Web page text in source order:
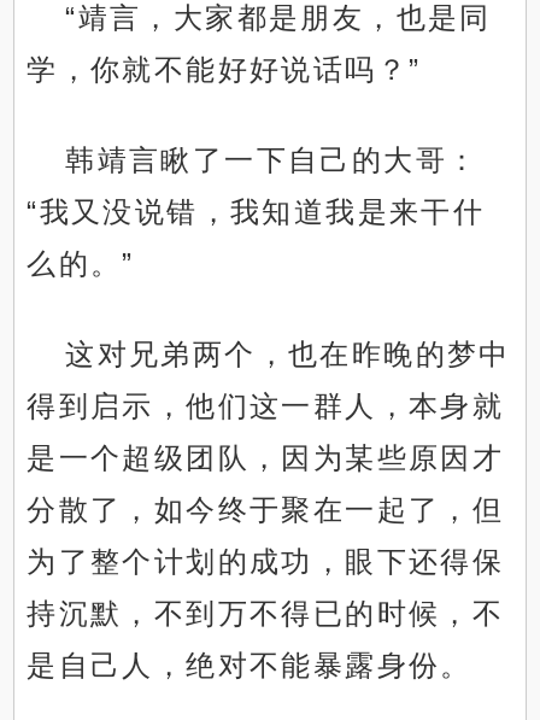
“靖言，大家都是朋友，也是同
学，你就不能好好说话吗？”
韩靖言瞅了一下自己的大哥：
“我又没说错，我知道我是来干什
么的。”
这对兄弟两个，也在昨晚的梦中
得到启示，他们这一群人，本身就
是一个超级团队，因为某些原因才
分散了，如今终于聚在一起了，但
为了整个计划的成功，眼下还得保
持沉默，不到万不得已的时候，不
是自己人，绝对不能暴露身份。